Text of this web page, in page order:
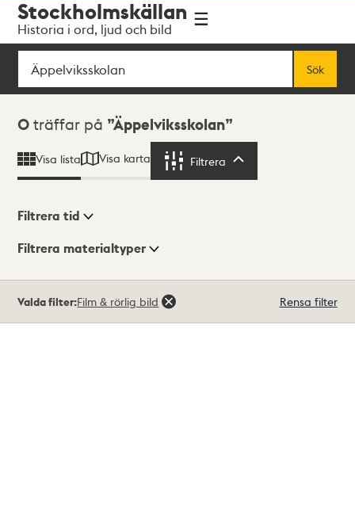
navigationen
huvudinnehållet
Stockholmskällan
Historia i ord, ljud och bild
Sök
Sök
Sökresultat
0 träffar på Äppelviksskolan
Visa lista Visa karta Filtrera
Visningsläge
Filtrera tid
Filtrera materialtyper
träffar
Valda filter:Film & rörlig bild Rensa filter